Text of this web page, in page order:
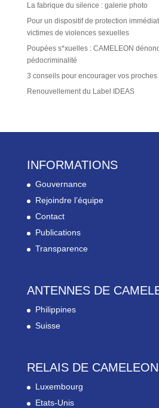
La fabrique du silence : galerie photo
Pour un dispositif de protection
victimes de violences sexuelles
Poupées s*xuelles : CAMELEON
pédocriminalité
3 conseils pour encourager vos
Renouvellement du Label IDEAS
INFORMATIONS
Gouvernance
Rejoindre l’équipe
Contact
Publications
Transparence
ANTENNES DE
Philippines
Suisse
RELAIS DE CAMELEON
Luxembourg
Etats-Unis